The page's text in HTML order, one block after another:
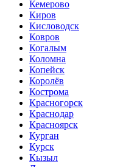
Кемерово
Киров
Кисловодск
Ковров
Когалым
Коломна
Копейск
Королёв
Кострома
Красногорск
Краснодар
Красноярск
Курган
Курск
Кызыл